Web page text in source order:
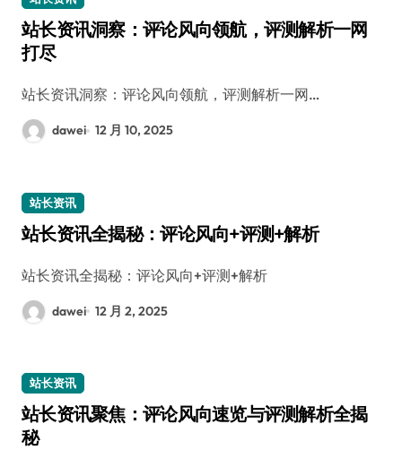
站长资讯洞察：评论风向领航，评测解析一网
打尽
站长资讯洞察：评论风向领航，评测解析一网…
dawei 12 月 10, 2025
站长资讯
站长资讯全揭秘：评论风向+评测+解析
站长资讯全揭秘：评论风向+评测+解析
dawei 12 月 2, 2025
站长资讯
站长资讯聚焦：评论风向速览与评测解析全揭
秘